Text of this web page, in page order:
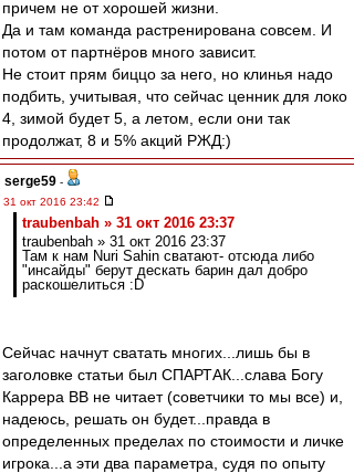
причем не от хорошей жизни.
Да и там команда растренирована совсем. И
потом от партнёров много зависит.
Не стоит прям биццо за него, но клинья надо
подбить, учитывая, что сейчас ценник для локо
4, зимой будет 5, а летом, если они так
продолжат, 8 и 5% акций РЖД:)
serge59 -
31 окт 2016 23:42
traubenbah » 31 окт 2016 23:37
traubenbah » 31 окт 2016 23:37
Там к нам Nuri Sahin сватают- отсюда либо
"инсайды" берут дескать барин дал добро
раскошелиться :D
Сейчас начнут сватать многих...лишь бы в
заголовке статьи был СПАРТАК...слава Богу
Каррера ВВ не читает (советчики то мы все) и,
надеюсь, решать он будет...правда в
определенных пределах по стоимости и личке
игрока...а эти два параметра, судя по опыту